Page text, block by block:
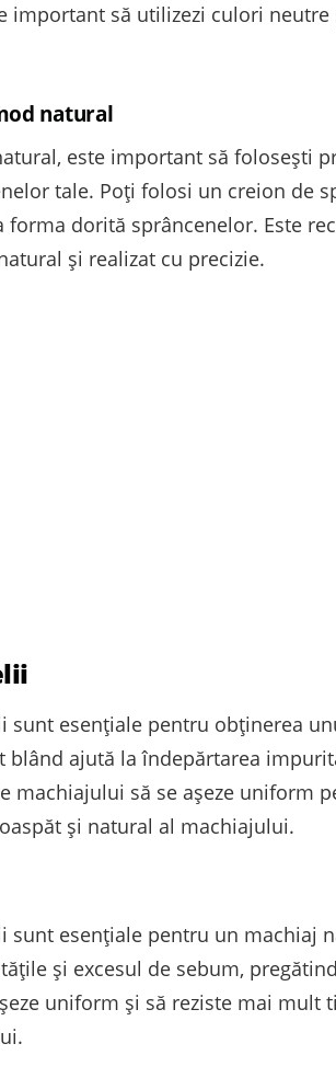
important să utilizezi culori
natural
este important să folosești
tale. Poți folosi un creion de
dorită sprâncenelor. Este
și realizat cu precizie.
sunt esențiale pentru obținerea
ajută la îndepărtarea
machiajului să se așeze uniform
și natural al machiajului.
sunt esențiale pentru un machiaj
și excesul de sebum,
uniform și să reziste mai mult